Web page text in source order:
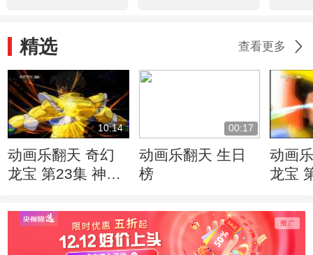
精选 查看更多
10:14
动画乐翻天 奇幻
龙宝 第23集 神奇
00:17
动画乐翻天 生日
榜
动画
龙宝